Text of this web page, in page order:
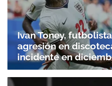
Ivan Toney,
agresión en
incidente en